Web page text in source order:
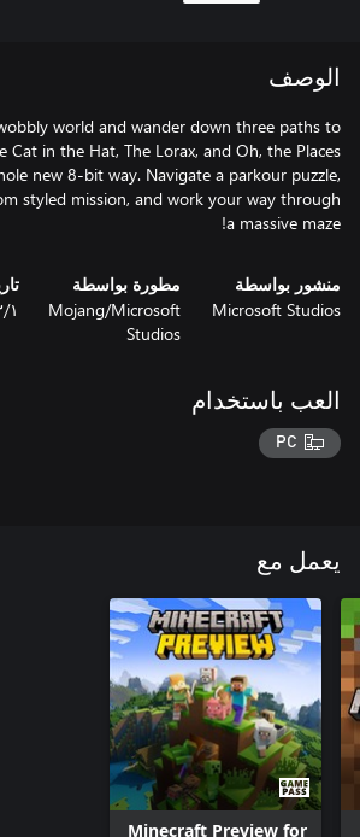
الوصف
world and wander down three paths to
Cat in the Hat, The Lorax, and Oh, the Places
new 8-bit way. Navigate a parkour puzzle,
styled mission, and work your way through
a massive maze!
منشور بواسطة
Microsoft Studios
مطورة بواسطة
Mojang/Microsoft
Studios
١‏/٣‏/٢٠٢٤
العب باستخدام
PC
يعمل مع
Minecraft Preview for